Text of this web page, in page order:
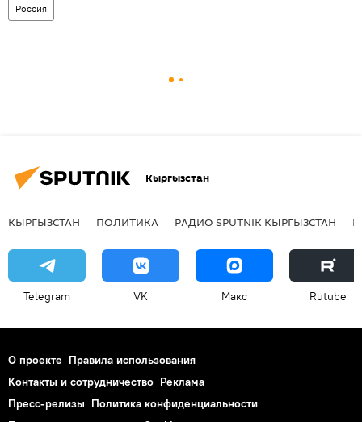
Россия
Кыргызстан
КЫРГЫЗСТАН ПОЛИТИКА РАДИО SPUTNIK КЫРГЫЗСТАН
Telegram VK Макс Rutube
О проекте Правила использования
Контакты и сотрудничество Реклама
Пресс-релизы Политика конфиденциальности